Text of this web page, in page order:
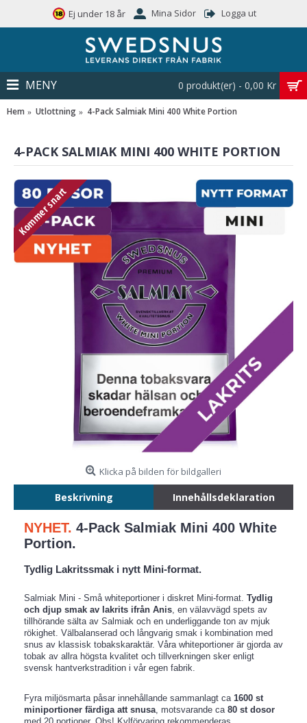
Ej under 18 år Mina Sidor Logga ut
0 produkt(er) - 0,00 Kr
MENY
Hem Utlottning 4-Pack Salmiak Mini 400 White Portion
4-PACK SALMIAK MINI 400 WHITE PORTION
Kommer snart
Klicka på bilden för bildgalleri
Beskrivning Innehållsdeklaration
NYHET. 4-Pack Salmiak Mini 400 White
Portion.
Tydlig Lakritssmak i nytt Mini-format.
Salmiak Mini - Små whiteportioner i diskret Mini-format. Tydlig
och djup smak av lakrits ifrån Anis, en välavvägd spets av
tillhörande sälta av Salmiak och en underliggande ton av mjuk
rökighet. Välbalanserad och långvarig smak i kombination med
snus av klassisk tobakskaraktär. Våra whiteportioner är gjorda av
tobak av allra högsta kvalitet och tillverkningen sker enligt
svensk hantverkstradition i vår egen fabrik.
Fyra miljösmarta påsar innehållande sammanlagt ca 1600 st
miniportioner färdiga att snusa, motsvarande ca 80 st dosor